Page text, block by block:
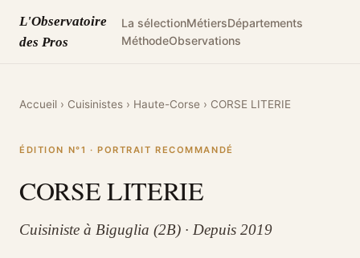
L'Observatoire
des Pros
La sélectionMétiersDépartements
MéthodeObservations
Accueil › Cuisinistes › Haute-Corse › CORSE LITERIE
ÉDITION N°1 · PORTRAIT RECOMMANDÉ
CORSE LITERIE
Cuisiniste à Biguglia (2B) · Depuis 2019